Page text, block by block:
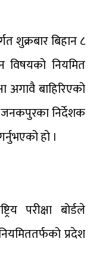
शुक्रबार बिहान ८
नियमित
अगावै बाहिरिएको
जनकपुरका निर्देशक
हो ।
परीक्षा बोर्डले
प्रदेश